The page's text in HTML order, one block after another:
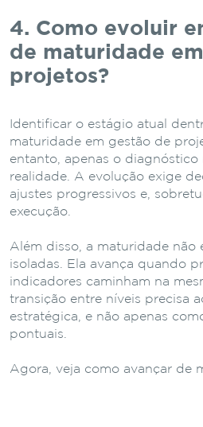
4. Como evoluir
de maturidade
projetos?
Identificar o estágio atual
maturidade em gestão de
entanto, apenas o diagnóstico
realidade. A evolução exige
ajustes progressivos e,
execução.
Além disso, a maturidade não
isoladas. Ela avança quando
indicadores caminham na
transição entre níveis precisa
estratégica, e não apenas
pontuais.
Agora, veja como avançar de